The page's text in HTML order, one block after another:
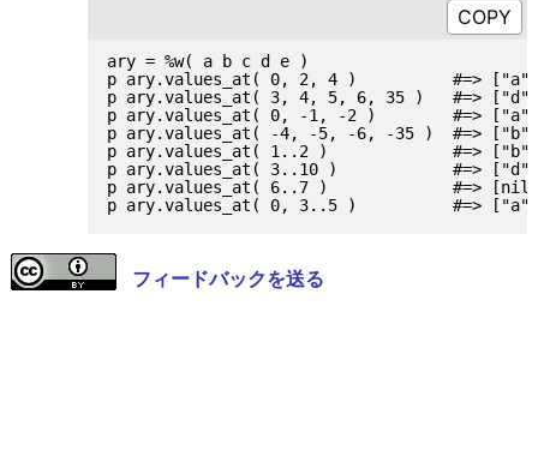
ary = %w( a b c d e )
p ary.values_at( 0, 2, 4 )          #=>
p ary.values_at( 3, 4, 5, 6, 35 )   #=>
p ary.values_at( 0, -1, -2 )        #=>
p ary.values_at( -4, -5, -6, -35 )  #=>
p ary.values_at( 1..2 )             #=>
p ary.values_at( 3..10 )            #=>
p ary.values_at( 6..7 )             #=>
フィードバックを送る